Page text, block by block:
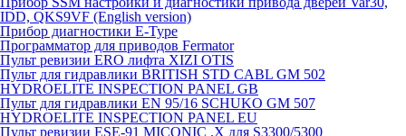
IDD, QKS9VF (English version)
Прибор диагностики E-Type
Программатор для приводов Fermator
Пульт ревизии ERO лифта XIZI OTIS
Пульт для гидравлики BRITISH STD CABL GM 502
HYDROELITE INSPECTION PANEL GB
Пульт для гидравлики EN 95/16 SCHUKO GM 507
HYDROELITE INSPECTION PANEL EU
Пульт ревизии ESE-91 MICONIC .X для S3300/5300